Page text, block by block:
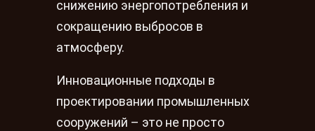
снижению энергопотребления и
сокращению выбросов в
атмосферу.
Инновационные подходы в
проектировании промышленных
сооружений – это не просто